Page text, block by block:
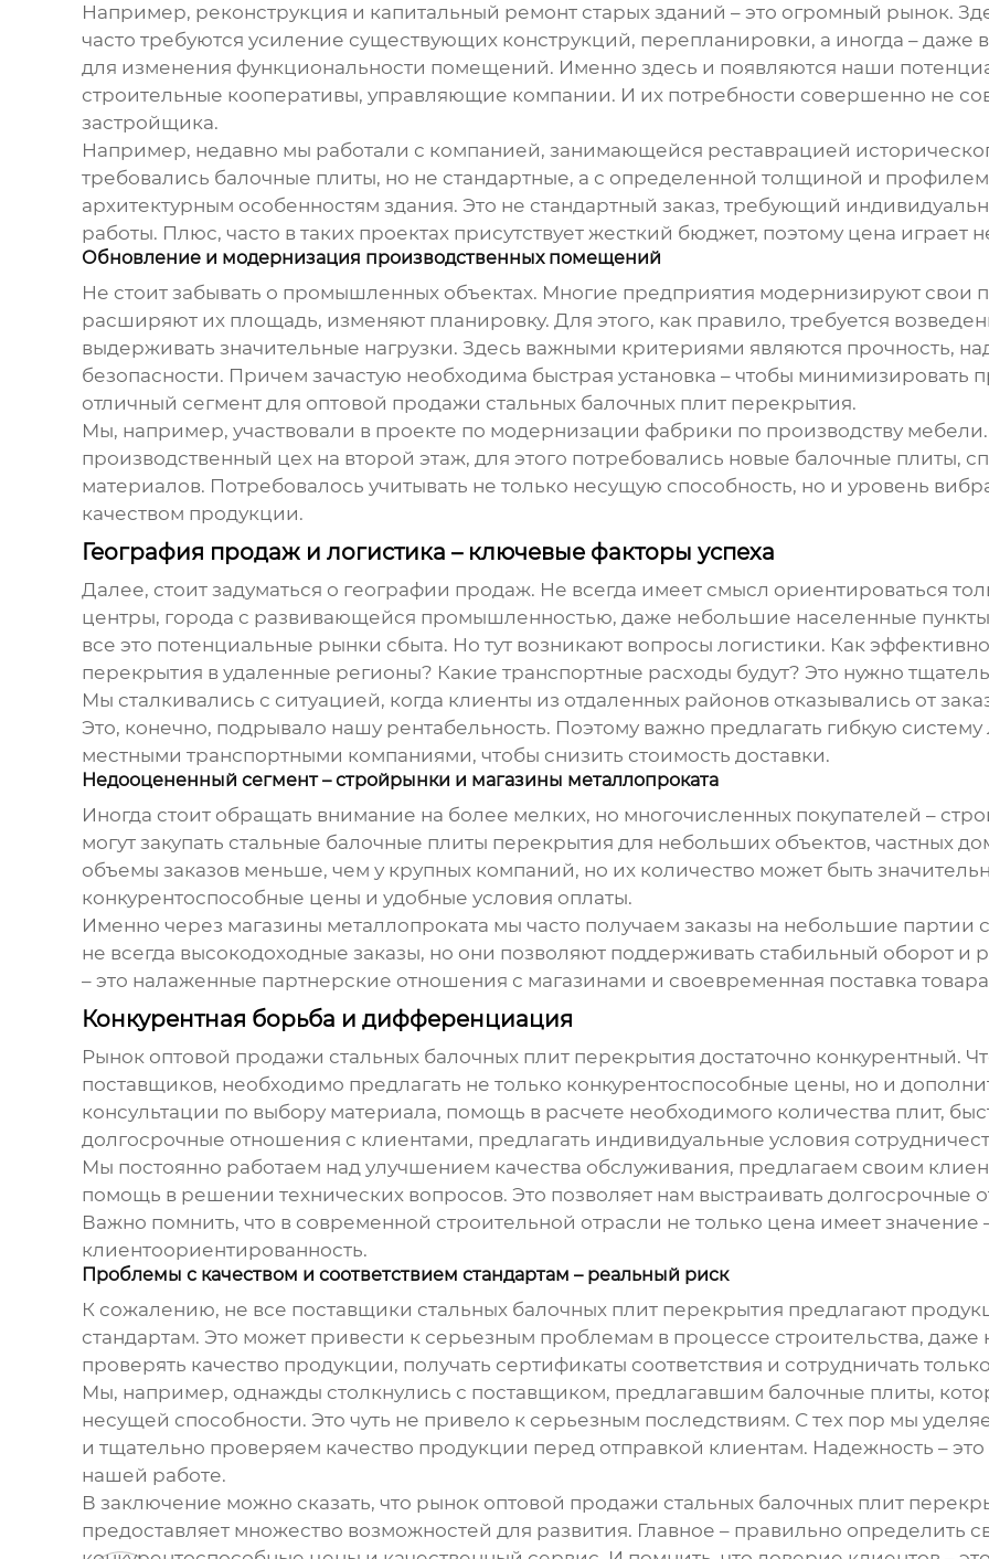
Например, реконструкция и капитальный ремонт старых зданий – это огромный рынок.
часто требуются усиление существующих конструкций, перепланировки, а иногда –
для изменения функциональности помещений. Именно здесь и появляются наши
строительные кооперативы, управляющие компании. И их потребности совершенно не
застройщика.
Например, недавно мы работали с компанией, занимающейся реставрацией
требовались балочные плиты, но не стандартные, а с определенной толщиной и
архитектурным особенностям здания. Это не стандартный заказ, требующий
работы. Плюс, часто в таких проектах присутствует жесткий бюджет, поэтому цена играет
Обновление и модернизация производственных помещений
Не стоит забывать о промышленных объектах. Многие предприятия модернизируют свои
расширяют их площадь, изменяют планировку. Для этого, как правило, требуется
выдерживать значительные нагрузки. Здесь важными критериями являются прочность,
безопасности. Причем зачастую необходима быстрая установка – чтобы минимизировать
отличный сегмент для оптовой продажи стальных балочных плит перекрытия.
Мы, например, участвовали в проекте по модернизации фабрики по производству
производственный цех на второй этаж, для этого потребовались новые балочные плиты,
материалов. Потребовалось учитывать не только несущую способность, но и уровень
качеством продукции.
География продаж и логистика – ключевые факторы успеха
Далее, стоит задуматься о географии продаж. Не всегда имеет смысл ориентироваться
центры, города с развивающейся промышленностью, даже небольшие населенные
все это потенциальные рынки сбыта. Но тут возникают вопросы логистики. Как
перекрытия в удаленные регионы? Какие транспортные расходы будут? Это нужно
Мы сталкивались с ситуацией, когда клиенты из отдаленных районов отказывались от
Это, конечно, подрывало нашу рентабельность. Поэтому важно предлагать гибкую
местными транспортными компаниями, чтобы снизить стоимость доставки.
Недооцененный сегмент – стройрынки и магазины металлопроката
Иногда стоит обращать внимание на более мелких, но многочисленных покупателей –
могут закупать стальные балочные плиты перекрытия для небольших объектов, частных
объемы заказов меньше, чем у крупных компаний, но их количество может быть
конкурентоспособные цены и удобные условия оплаты.
Именно через магазины металлопроката мы часто получаем заказы на небольшие партии
не всегда высокодоходные заказы, но они позволяют поддерживать стабильный оборот и
– это налаженные партнерские отношения с магазинами и своевременная поставка
Конкурентная борьба и дифференциация
Рынок оптовой продажи стальных балочных плит перекрытия достаточно конкурентный.
поставщиков, необходимо предлагать не только конкурентоспособные цены, но и
консультации по выбору материала, помощь в расчете необходимого количества плит,
долгосрочные отношения с клиентами, предлагать индивидуальные условия
Мы постоянно работаем над улучшением качества обслуживания, предлагаем своим
помощь в решении технических вопросов. Это позволяет нам выстраивать долгосрочные
Важно помнить, что в современной строительной отрасли не только цена имеет
клиентоориентированность.
Проблемы с качеством и соответствием стандартам – реальный риск
К сожалению, не все поставщики стальных балочных плит перекрытия предлагают
стандартам. Это может привести к серьезным проблемам в процессе строительства,
проверять качество продукции, получать сертификаты соответствия и сотрудничать
Мы, например, однажды столкнулись с поставщиком, предлагавшим балочные плиты,
несущей способности. Это чуть не привело к серьезным последствиям. С тех пор мы
и тщательно проверяем качество продукции перед отправкой клиентам. Надежность –
нашей работе.
В заключение можно сказать, что рынок оптовой продажи стальных балочных плит
предоставляет множество возможностей для развития. Главное – правильно